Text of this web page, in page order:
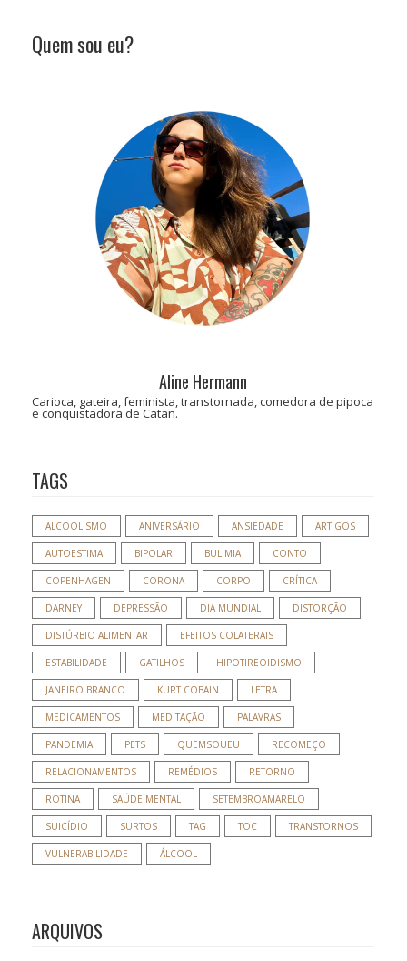
Quem sou eu?
Aline Hermann
Carioca, gateira, feminista, transtornada, comedora de pipoca
e conquistadora de Catan.
TAGS
ALCOOLISMO ANIVERSÁRIO ANSIEDADE ARTIGOS
AUTOESTIMA BIPOLAR BULIMIA CONTO
COPENHAGEN CORONA CORPO CRÍTICA
DARNEY DEPRESSÃO DIA MUNDIAL DISTORÇÃO
DISTÚRBIO ALIMENTAR EFEITOS COLATERAIS
ESTABILIDADE GATILHOS HIPOTIREOIDISMO
JANEIRO BRANCO KURT COBAIN LETRA
MEDICAMENTOS MEDITAÇÃO PALAVRAS
PANDEMIA PETS QUEMSOUEU RECOMEÇO
RELACIONAMENTOS REMÉDIOS RETORNO
ROTINA SAÚDE MENTAL SETEMBROAMARELO
SUICÍDIO SURTOS TAG TOC TRANSTORNOS
VULNERABILIDADE ÁLCOOL
ARQUIVOS